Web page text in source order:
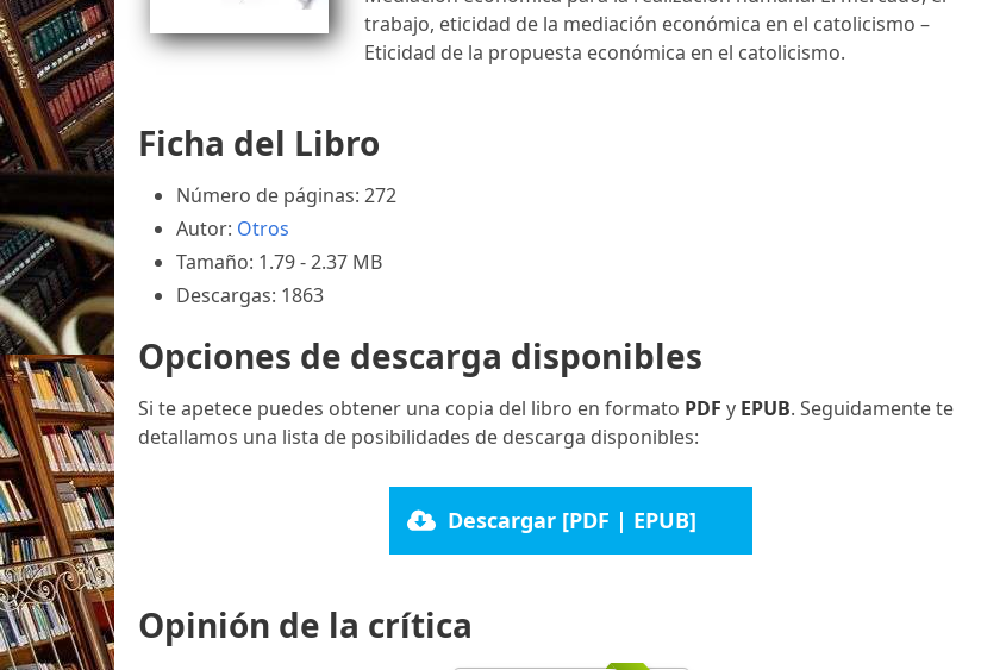
trabajo, eticidad de la mediación económica en el catolicismo –
Eticidad de la propuesta económica en el catolicismo.
Ficha del Libro
Número de páginas: 272
Autor: Otros
Tamaño: 1.79 - 2.37 MB
Descargas: 1863
Opciones de descarga disponibles
Si te apetece puedes obtener una copia del libro en formato PDF y EPUB. Seguidamente te
detallamos una lista de posibilidades de descarga disponibles:
Descargar [PDF | EPUB]
Opinión de la crítica